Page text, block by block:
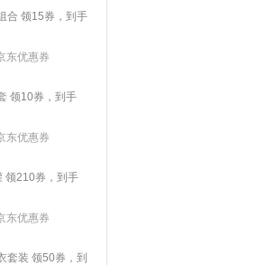
合 领15券，到手
东优惠券
领10券，到手
东优惠券
领210券，到手
东优惠券
套装 领50券，到